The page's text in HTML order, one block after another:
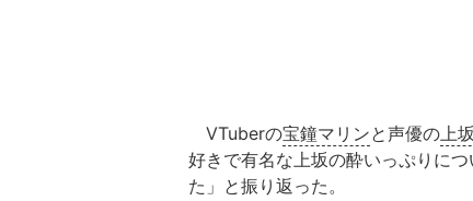
VTuberの宝鐘マリンと声優の上
好きで有名な上坂の酔いっぷりに
た」と振り返った。